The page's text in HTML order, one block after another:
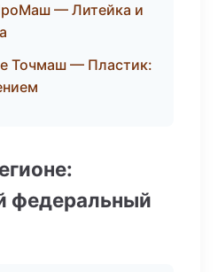
— Литейка и
Точмаш — Пластик:
федеральный